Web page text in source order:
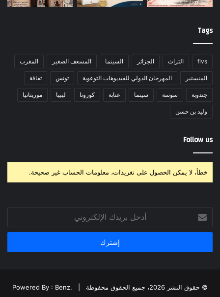
Tags
fivs التراث الجزائر السينما المسعف الصغير المغرب
المنستير المهرجان الدولي للفيديوهات التوعوية تونس ثقافة
جندوبة سوسة سينما عنابة كورونا ليبيا موريتانيا
وليد بن حسن
Follow us
خطأ، لا يمكن الحصول على تغريدات، معلومات الحساب غير صحيحة.
بريدك
الإلكتروني
© حقوق النشر 2026، جميع الحقوق محفوظة | Powered By : Benz.